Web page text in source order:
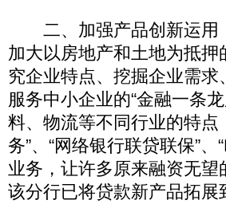
二、加强产品创新运用
加大以房地产和土地为抵
究企业特点、挖掘企业需
服务中小企业的“金融一条
料、物流等不同行业的特点
务”、“网络银行联贷联保”
业务，让许多原来融资无
该分行已将贷款新产品拓